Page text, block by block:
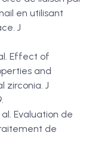
en utilisant
J
Effect of
and
zirconia. J
al. Evaluation de
de